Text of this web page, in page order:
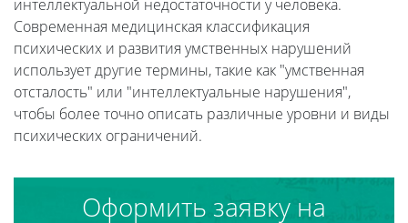
интеллектуальной недостаточности у человека.
Современная медицинская классификация
психических и развития умственных нарушений
использует другие термины, такие как "умственная
отсталость" или "интеллектуальные нарушения",
чтобы более точно описать различные уровни и виды
психических ограничений.
Оформить заявку на